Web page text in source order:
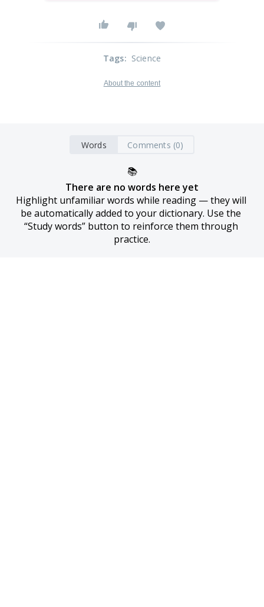
Tags: Science
About the content
Words Comments (0)
📚
There are no words here yet
Highlight unfamiliar words while reading — they will
be automatically added to your dictionary. Use the
“Study words” button to reinforce them through
practice.